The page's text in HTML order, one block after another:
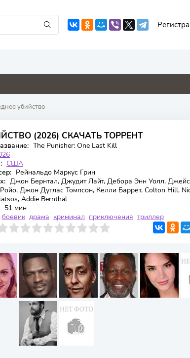
0 0 4.6 0
убийство
(2026) СКАЧАТЬ ТОРРЕНТ
The Punisher: One Last Kill
США
Рейнальдо Маркус Грин
Джон Бернтал, Джудит Лайт, Дебора Энн Уолл,
Джон Дуглас Томпсон, Келли Баррет, Colton Hill,
Addie Bernthal
51 мин
боевик драма криминал приключения триллер
6 7 8 9 10